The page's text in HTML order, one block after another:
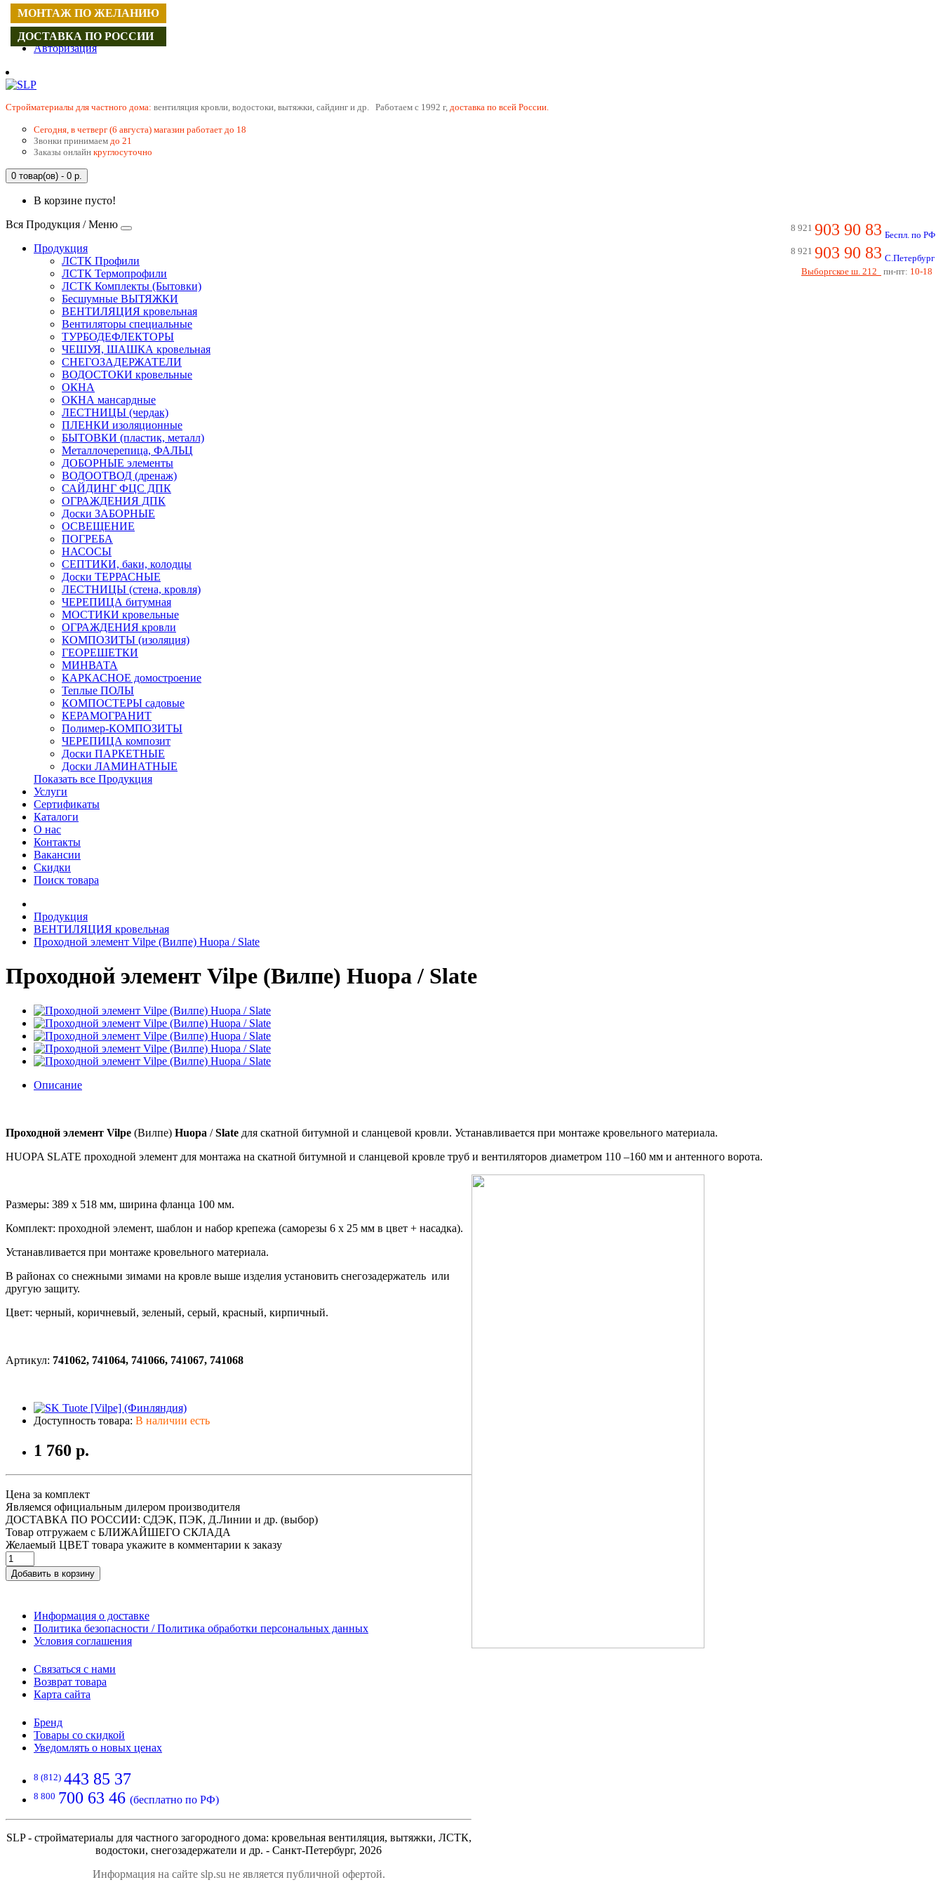
Регистрация
Авторизация
Cтройматериалы для частного дома: вентиляция кровли, водостоки, вытяжки, сайдинг и др. Работаем с 1992 г, доставка по всей России.
Сегодня, в четверг (6 августа) магазин работает до 18
Звонки принимаем до 21
Заказы онлайн круглосуточно
0 товар(ов) - 0 р.
В корзине пусто!
8 921 903 90 83 Беспл. по РФ
8 921 903 90 83 С.Петербург
Выборгское ш. 212
пн-пт: 10-18
Вся Продукция / Меню
Продукция
ЛСТК Профили
ЛСТК Термопрофили
ЛСТК Комплекты (Бытовки)
Бесшумные ВЫТЯЖКИ
ВЕНТИЛЯЦИЯ кровельная
Вентиляторы специальные
ТУРБОДЕФЛЕКТОРЫ
ЧЕШУЯ, ШАШКА кровельная
СНЕГОЗАДЕРЖАТЕЛИ
ВОДОСТОКИ кровельные
ОКНА
ОКНА мансардные
ЛЕСТНИЦЫ (чердак)
ПЛЕНКИ изоляционные
БЫТОВКИ (пластик, металл)
Металлочерепица, ФАЛЬЦ
ДОБОРНЫЕ элементы
ВОДООТВОД (дренаж)
САЙДИНГ ФЦС ДПК
ОГРАЖДЕНИЯ ДПК
Доски ЗАБОРНЫЕ
ОСВЕЩЕНИЕ
ПОГРЕБА
НАСОСЫ
СЕПТИКИ, баки, колодцы
Доски ТЕРРАСНЫЕ
ЛЕСТНИЦЫ (стена, кровля)
ЧЕРЕПИЦА битумная
МОСТИКИ кровельные
ОГРАЖДЕНИЯ кровли
КОМПОЗИТЫ (изоляция)
ГЕОРЕШЕТКИ
МИНВАТА
КАРКАСНОЕ домостроение
Теплые ПОЛЫ
КОМПОСТЕРЫ садовые
КЕРАМОГРАНИТ
Полимер-КОМПОЗИТЫ
ЧЕРЕПИЦА композит
Доски ПАРКЕТНЫЕ
Доски ЛАМИНАТНЫЕ
Показать все Продукция
Услуги
Сертификаты
Каталоги
О нас
Контакты
Вакансии
Скидки
Поиск товара
Продукция
ВЕНТИЛЯЦИЯ кровельная
Проходной элемент Vilpe (Вилпе) Huopa / Slate
Проходной элемент Vilpe (Вилпе) Huopa / Slate
МОНТАЖ ПО ЖЕЛАНИЮ
ДОСТАВКА ПО РОССИИ
Описание
Проходной элемент Vilpe (Вилпе) Huopa /Slate для скатной битумной и сланцевой кровли. Устанавливается при монтаже кровельного материала.
HUOPA SLATE проходной элемент для монтажа на скатной битумной и сланцевой кровле труб и вентиляторов диаметром 110 –160 мм и антенного ворота.
Размеры: 389 x 518 мм, ширина фланца 100 мм.
Комплект: проходной элемент, шаблон и набор крепежа (саморезы 6 x 25 мм в цвет + насадка).
Устанавливается при монтаже кровельного материала.
В районах со снежными зимами на кровле выше изделия установить снегозадержатель или
другую защиту.
Цвет: черный, коричневый, зеленый, серый, красный, кирпичный.
Артикул: 741062, 741064, 741066, 741067, 741068
Доступность товара: В наличии есть
1 760 р.
Цена за комплект
Являемся официальным дилером производителя
ДОСТАВКА ПО РОССИИ: СДЭК, ПЭК, Д.Линии и др. (выбор)
Товар отгружаем с БЛИЖАЙШЕГО СКЛАДА
Желаемый ЦВЕТ товара укажите в комментарии к заказу
Добавить в корзину
Информация о доставке
Политика безопасности / Политика обработки персональных данных
Условия соглашения
Связаться с нами
Возврат товара
Карта сайта
Бренд
Товары со скидкой
Уведомлять о новых ценах
8 (812) 443 85 37
8 800 700 63 46 (бесплатно по РФ)
SLP - стройматериалы для частного загородного дома: кровельная вентиляция, вытяжки, ЛСТК,
водостоки, снегозадержатели и др. - Санкт-Петербург, 2026
Информация на сайте slp.su не является публичной офертой.